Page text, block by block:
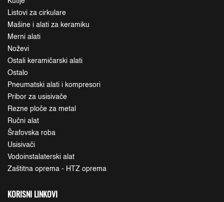
Listovi za cirkulare
Mašine i alati za keramiku
Merni alati
Noževi
Ostali keramičarski alati
Ostalo
Pneumatski alati i kompresori
Pribor za usisivače
Rezne ploče za metal
Ručni alat
Šrafovska roba
Usisivači
Vodoinstalaterski alat
Zaštitna oprema - HTZ oprema
KORISNI LINKOVI